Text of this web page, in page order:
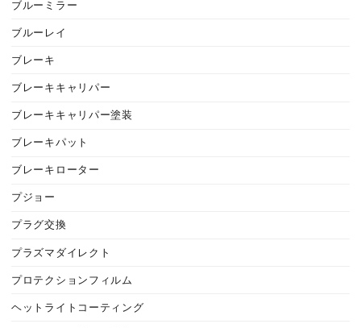
ブルーミラー
ブルーレイ
ブレーキ
ブレーキキャリパー
ブレーキキャリパー塗装
ブレーキパット
ブレーキローター
プジョー
プラグ交換
プラズマダイレクト
プロテクションフィルム
ヘットライトコーティング